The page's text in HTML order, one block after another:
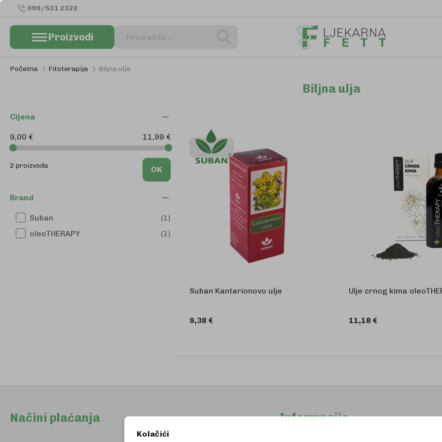
099/531 2322
Proizvodi
Pretraživanje
Početna Fitoterapija Biljna ulja
Biljna ulja
Suban Kantarionovo ulje
9,38 €
Ulje crnog kima
11,18 €
Cijena
9,00 € 11,99 €
2 proizvoda OK
Brand
Suban
1
oleoTHERAPY
1
Načini plaćanja Informacije
Kolačići